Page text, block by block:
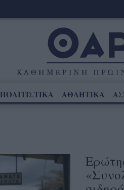
ΠΟΛΙΤΙΣΤΙΚΑ ΑΘΛΗΤΙΚΑ